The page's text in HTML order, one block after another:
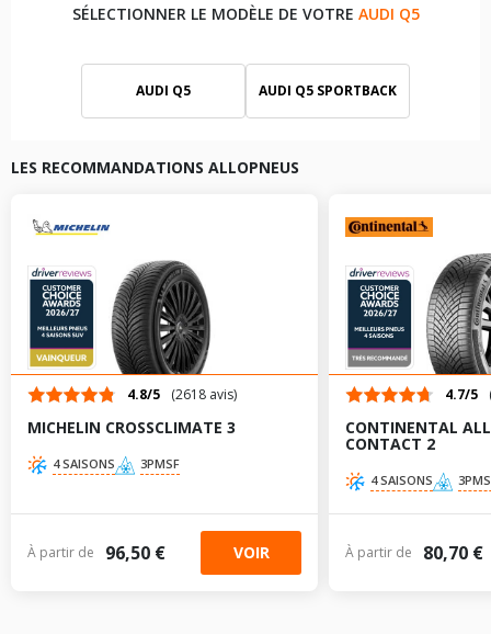
SÉLECTIONNER LE MODÈLE DE VOTRE AUDI Q5
AUDI Q5 AUDI Q5 SPORTBACK
LES RECOMMANDATIONS ALLOPNEUS
4.8/5 (2618 avis)
MICHELIN CROSSCLIMATE 3
4 SAISONS 3PMSF
À partir de 96,50 € VOIR
4.7/5
CONTINENTAL
CONTACT 2
4 SAISONS
À partir de 80,70 €